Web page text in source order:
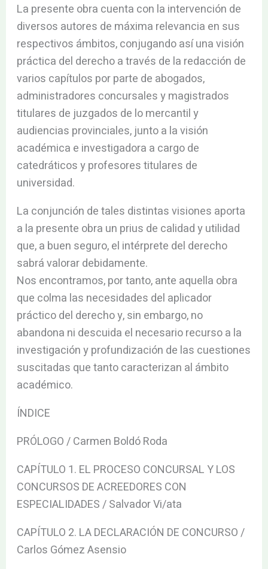
La presente obra cuenta con la intervención de
diversos autores de máxima relevancia en sus
respectivos ámbitos, conjugando así una visión
práctica del derecho a través de la redacción de
varios capítulos por parte de abogados,
administradores concursales y magistrados
titulares de juzgados de lo mercantil y
audiencias provinciales, junto a la visión
académica e investigadora a cargo de
catedráticos y profesores titulares de
universidad.
La conjunción de tales distintas visiones aporta
a la presente obra un prius de calidad y utilidad
que, a buen seguro, el intérprete del derecho
sabrá valorar debidamente.
Nos encontramos, por tanto, ante aquella obra
que colma las necesidades del aplicador
práctico del derecho y, sin embargo, no
abandona ni descuida el necesario recurso a la
investigación y profundización de las cuestiones
suscitadas que tanto caracterizan al ámbito
académico.
ÍNDICE
PRÓLOGO / Carmen Boldó Roda
CAPÍTULO 1. EL PROCESO CONCURSAL Y LOS
CONCURSOS DE ACREEDORES CON
ESPECIALIDADES / Salvador Vi/ata
CAPÍTULO 2. LA DECLARACIÓN DE CONCURSO /
Carlos Gómez Asensio